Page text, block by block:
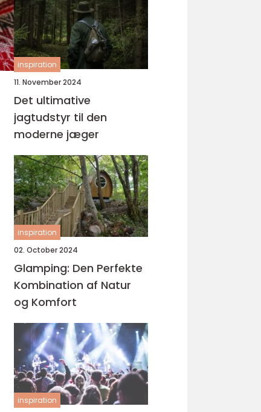
inspiration
11. November 2024
Det ultimative
jagtudstyr til den
moderne jæger
inspiration
02. October 2024
Glamping: Den Perfekte
Kombination af Natur
og Komfort
inspiration